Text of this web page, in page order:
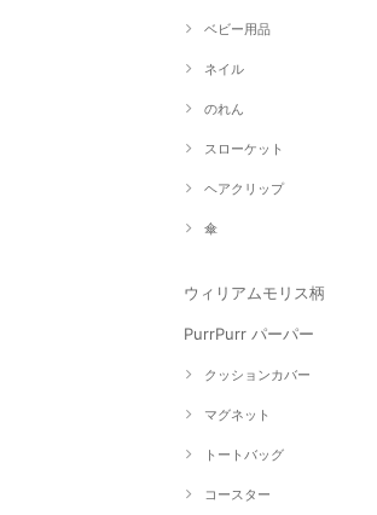
ベビー用品
ネイル
のれん
スローケット
ヘアクリップ
傘
ウィリアムモリス柄
PurrPurr パーパー
クッションカバー
マグネット
トートバッグ
コースター